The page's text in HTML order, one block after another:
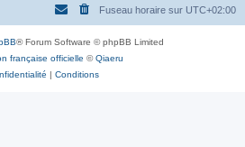
Fuseau horaire sur UTC+02:00
® Forum Software © phpBB Limited
française officielle ©Qiaeru
| Conditions